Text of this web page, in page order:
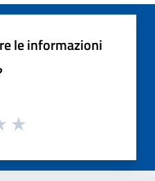
le informazioni